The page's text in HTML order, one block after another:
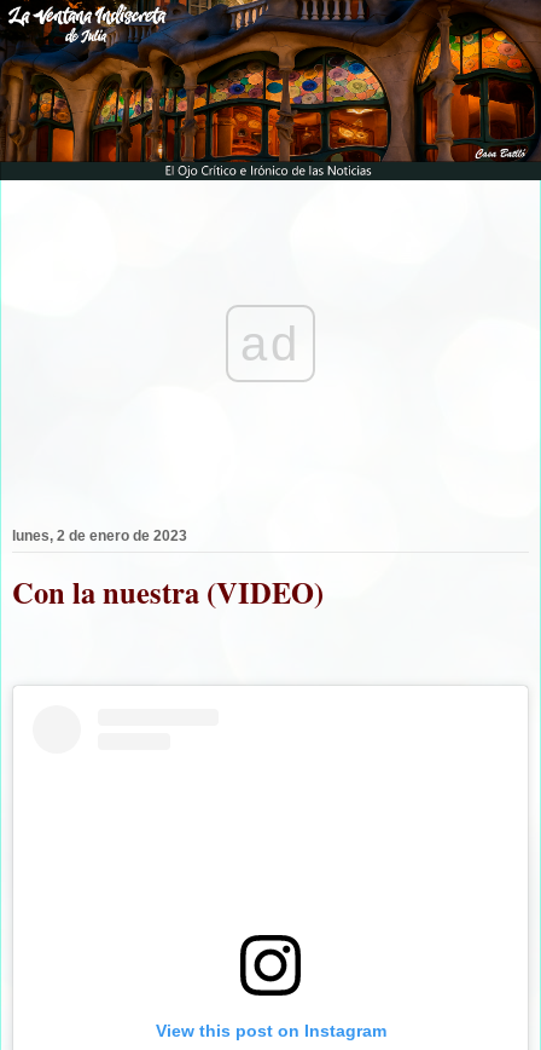
ad
lunes, 2 de enero de 2023
Con la nuestra (VIDEO)
View this post on Instagram